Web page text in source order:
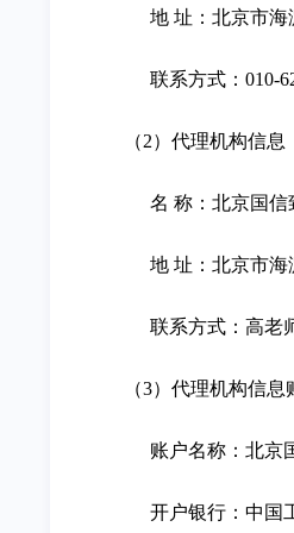
地 址：北京市
联系方式：010-
（2）代理机构信息
名 称：北京国信
地 址：北京市海
联系方式：高老
（3）代理机构信息
账户名称：北京
开户银行：中国